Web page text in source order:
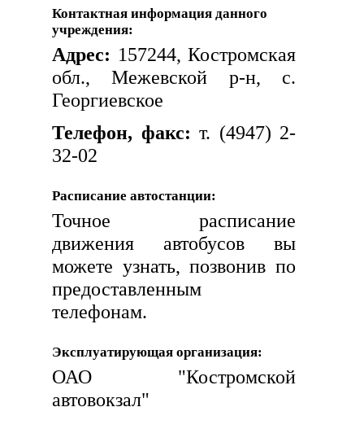
Контактная информация данного
учреждения:
Адрес: 157244, Костромская
обл., Межевской р-н, с.
Георгиевское
Телефон, факс: т. (4947) 2-
32-02
Расписание автостанции:
Точное расписание
движения автобусов вы
можете узнать, позвонив по
предоставленным
телефонам.
Эксплуатирующая организация:
ОАО "Костромской
автовокзал"